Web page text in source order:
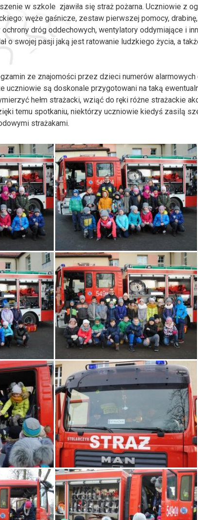
w szkole zjawiła się straż pożarna. Uczniowie z
węże gaśnicze, zestaw pierwszej pomocy,
dróg oddechowych, wentylatory oddymiające i
o swojej pasji jaką jest ratowanie ludzkiego życia, a
ze znajomości przez dzieci numerów
uczniowie są doskonale przygotowani na taką
hełm strażacki, wziąć do ręki różne strażackie
temu spotkaniu, niektórzy uczniowie kiedyś zasilą
strażakami.